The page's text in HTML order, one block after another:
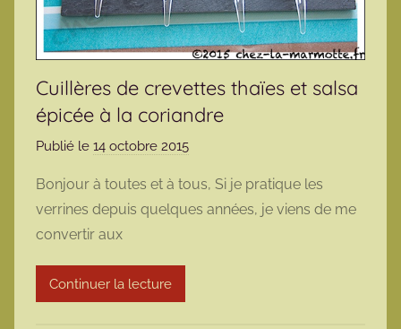
Cuillères de crevettes thaïes et salsa
épicée à la coriandre
Publié le 14 octobre 2015
r
m
Bonjour à toutes et à tous, Si je pratique les
verrines depuis quelques années, je viens de me
convertir aux
Continuer la lecture